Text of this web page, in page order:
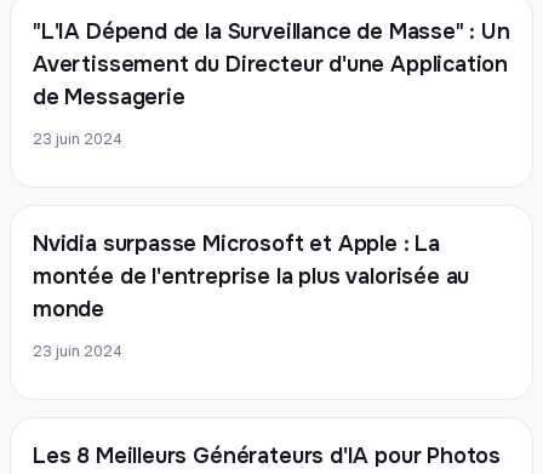
"L'IA Dépend de la Surveillance de Masse" : Un
Avertissement du Directeur d'une Application
de Messagerie
23 juin 2024
Nvidia surpasse Microsoft et Apple : La
montée de l'entreprise la plus valorisée au
monde
23 juin 2024
Les 8 Meilleurs Générateurs d'IA pour Photos